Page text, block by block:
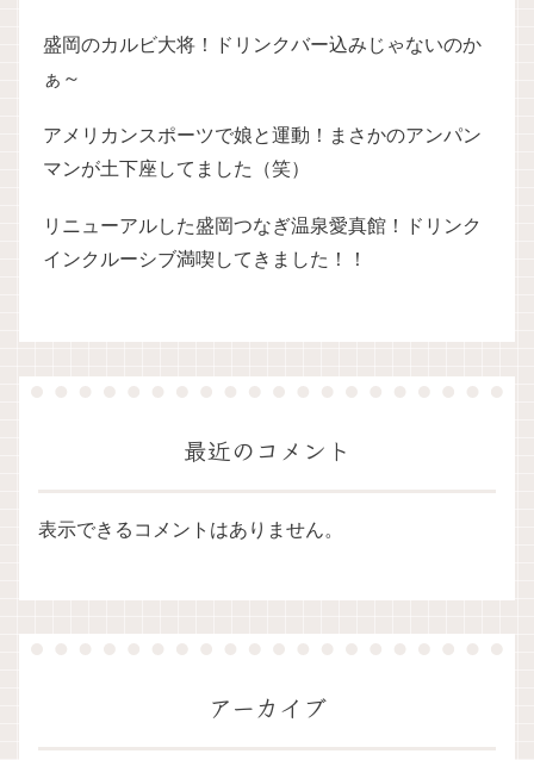
盛岡のカルビ大将！ドリンクバー込みじゃないのか
ぁ～
アメリカンスポーツで娘と運動！まさかのアンパン
マンが土下座してました（笑）
リニューアルした盛岡つなぎ温泉愛真館！ドリンク
インクルーシブ満喫してきました！！
最近のコメント
表示できるコメントはありません。
アーカイブ